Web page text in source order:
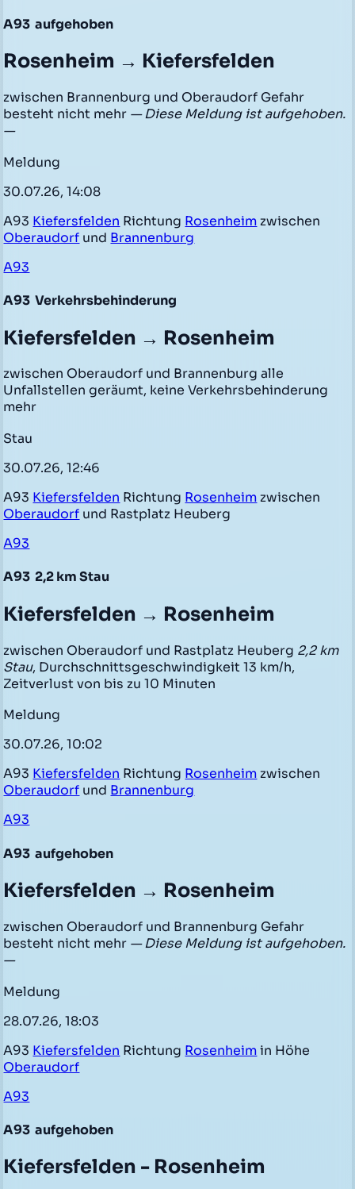
A93 aufgehoben
Rosenheim → Kiefersfelden
zwischen Brannenburg und Oberaudorf Gefahr
besteht nicht mehr — Diese Meldung ist aufgehoben.
—
Meldung
30.07.26, 14:08
A93 Kiefersfelden Richtung Rosenheim zwischen
Oberaudorf und Brannenburg
A93
A93 Verkehrsbehinderung
Kiefersfelden → Rosenheim
zwischen Oberaudorf und Brannenburg alle
Unfallstellen geräumt, keine Verkehrsbehinderung
mehr
Stau
30.07.26, 12:46
A93 Kiefersfelden Richtung Rosenheim zwischen
Oberaudorf und Rastplatz Heuberg
A93
A93 2,2 km Stau
Kiefersfelden → Rosenheim
zwischen Oberaudorf und Rastplatz Heuberg 2,2 km
Stau, Durchschnittsgeschwindigkeit 13 km/h,
Zeitverlust von bis zu 10 Minuten
Meldung
30.07.26, 10:02
A93 Kiefersfelden Richtung Rosenheim zwischen
Oberaudorf und Brannenburg
A93
A93 aufgehoben
Kiefersfelden → Rosenheim
zwischen Oberaudorf und Brannenburg Gefahr
besteht nicht mehr — Diese Meldung ist aufgehoben.
—
Meldung
28.07.26, 18:03
A93 Kiefersfelden Richtung Rosenheimin Höhe
Oberaudorf
A93
A93 aufgehoben
Kiefersfelden - Rosenheim